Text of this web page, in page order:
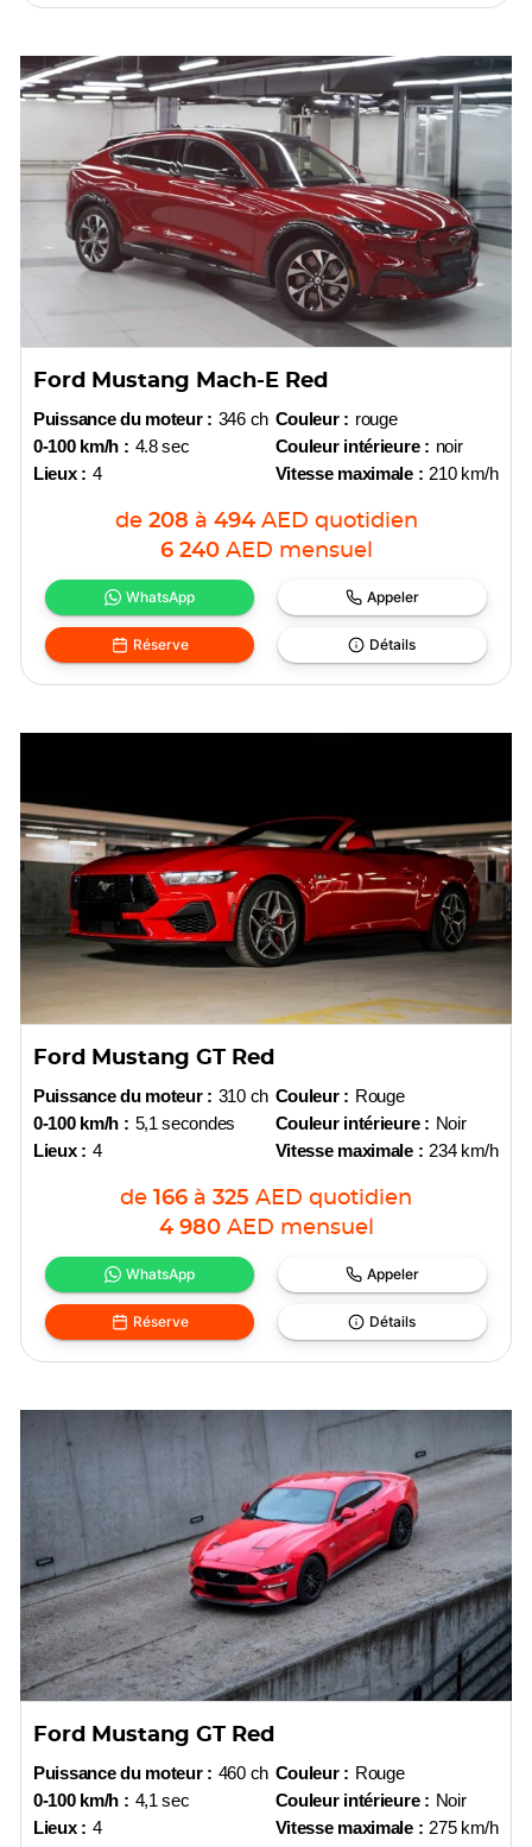
Ford Mustang Mach-E Red
Puissance du moteur : 346 ch
0-100 km/h : 4.8 sec
Lieux : 4
Couleur : rouge
Couleur intérieure : noir
Vitesse maximale : 210 km/h
de 208 à 494 AED quotidien
6 240 AED mensuel
WhatsApp Appeler
Réserve Détails
Ford Mustang GT Red
Puissance du moteur : 310 ch
0-100 km/h : 5,1 secondes
Lieux : 4
Couleur : Rouge
Couleur intérieure : Noir
Vitesse maximale : 234 km/h
de 166 à 325 AED quotidien
4 980 AED mensuel
WhatsApp Appeler
Réserve Détails
Ford Mustang GT Red
Puissance du moteur : 460 ch
0-100 km/h : 4,1 sec
Lieux : 4
Couleur : Rouge
Couleur intérieure : Noir
Vitesse maximale : 275 km/h